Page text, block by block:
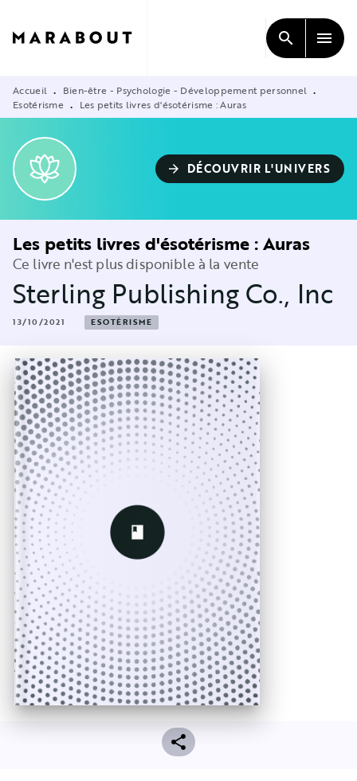
CONTENU
search menu
Accueil • Bien-être - Psychologie - Développement personnel •
Esotérisme • Les petits livres d'ésotérisme : Auras
arrow_forward DÉCOUVRIR L'UNIVERS
Les petits livres d'ésotérisme : Auras
Ce livre n'est plus disponible à la vente
Sterling Publishing Co., Inc
13/10/2021 ESOTÉRISME